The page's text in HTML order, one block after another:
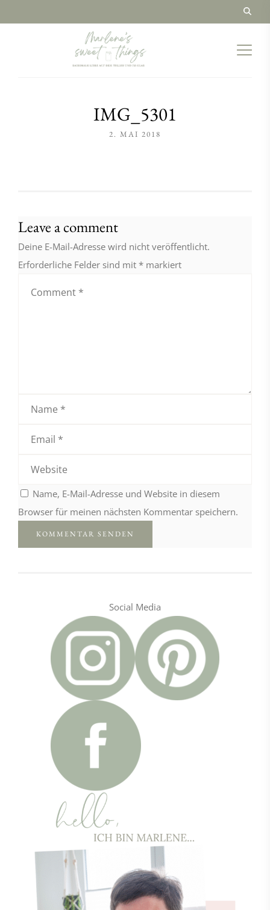
IMG_5301
2. MAI 2018
Leave a comment
Deine E-Mail-Adresse wird nicht veröffentlicht.
Erforderliche Felder sind mit * markiert
Name, E-Mail-Adresse und Website in diesem
Browser für meinen nächsten Kommentar speichern.
Social Media